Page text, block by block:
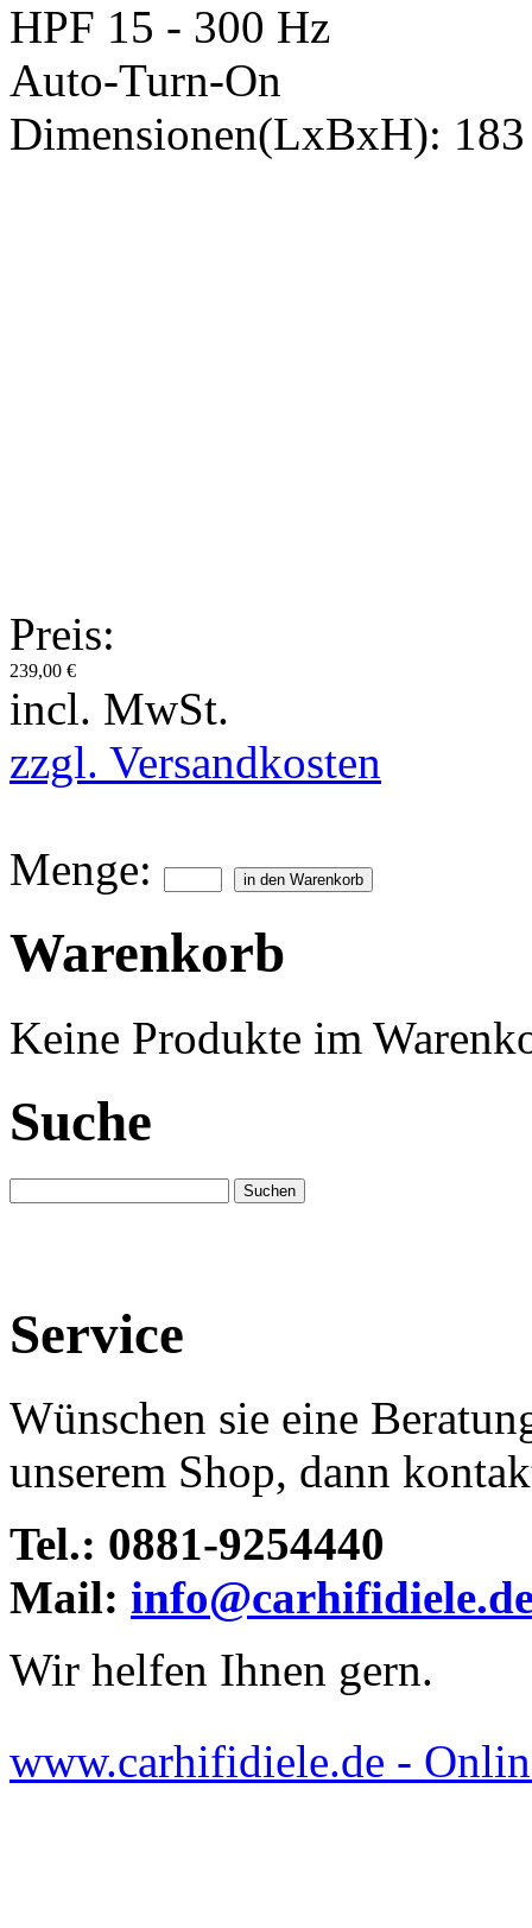
HPF 15 - 300 Hz
Auto-Turn-On
Dimensionen(LxBxH):
Preis:
239,00 €
incl. MwSt.
zzgl. Versandkosten
Menge:
Warenkorb
Keine Produkte im
Suche
Service
Wünschen sie eine
unserem Shop, dann
Tel.: 0881-9254440
Mail:
Wir helfen Ihnen gern.
www.carhifidiele.de -